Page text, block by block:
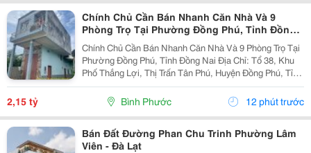
Chính Chủ Cần Bán Nhanh Căn Nhà Và 9
Phòng Trọ Tại Phường Đồng Phú, Tỉnh Đồng
Nai
Chính Chủ Cần Bán Nhanh Căn Nhà Và 9 Phòng Trọ Tại
Phường Đồng Phú, Tỉnh Đồng Nai Địa Chỉ: Tổ 38, Khu
Phố Thắng Lợi, Thị Trấn Tân Phú, Huyện Đồng Phú, Tỉnh
Bình Phước Diện Tích: 250M2 (5X50M; Thổ Cư 50M2)
Giá Bán: 2 Tỷ 150 Triệu - Kết Cấu: 1 Căn...
2,15 tỷ Bình Phước 12 phút trước
Bán Đất Đường Phan Chu Trinh Phường Lâm
Viên - Đà Lạt